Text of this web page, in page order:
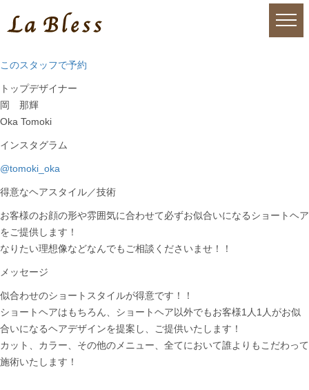
このスタッフで予約
トップデザイナー
岡 那輝
Oka Tomoki
インスタグラム
@tomoki_oka
得意なヘアスタイル／技術
お客様のお顔の形や雰囲気に合わせて必ずお似合いになるショートヘア
をご提供します！
なりたい理想像などなんでもご相談くださいませ！！
メッセージ
似合わせのショートスタイルが得意です！！
ショートヘアはもちろん、ショートヘア以外でもお客様1人1人がお似
合いになるヘアデザインを提案し、ご提供いたします！
カット、カラー、その他のメニュー、全てにおいて誰よりもこだわって
施術いたします！